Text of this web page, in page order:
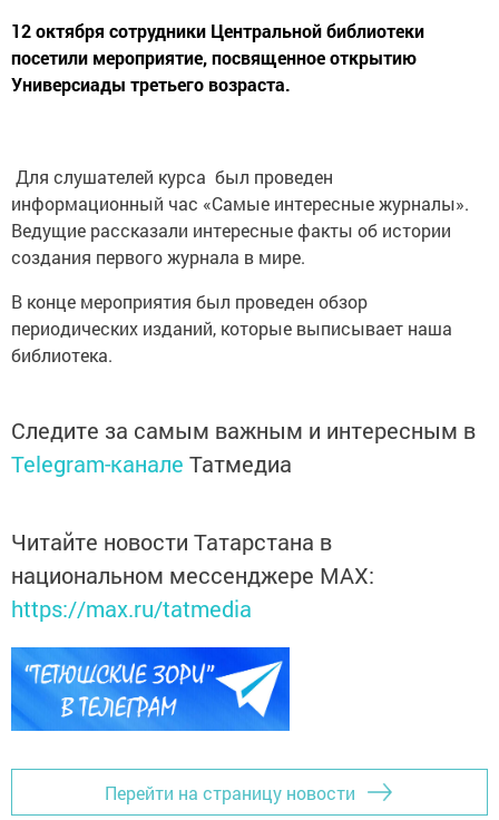
12 октября сотрудники Центральной библиотеки
посетили мероприятие, посвященное открытию
Универсиады третьего возраста.
Для слушателей курса был проведен
информационный час «Самые интересные журналы».
Ведущие рассказали интересные факты об истории
создания первого журнала в мире.
В конце мероприятия был проведен обзор
периодических изданий, которые выписывает наша
библиотека.
Следите за самым важным и интересным в
Telegram-канале Татмедиа
Читайте новости Татарстана в
национальном мессенджере MАХ:
https://max.ru/tatmedia
Перейти на страницу новости